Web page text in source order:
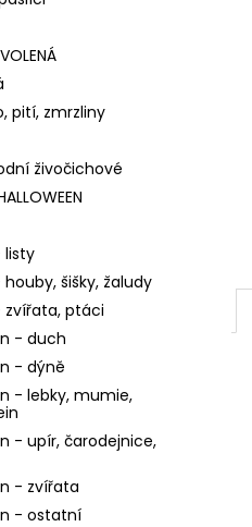
pití, zmrzliny
živočichové
listy
houby, šišky, žaludy
zvířata, ptáci
- duch
- dýně
- lebky, mumie,
- upír, čarodejnice,
- zvířata
- ostatní